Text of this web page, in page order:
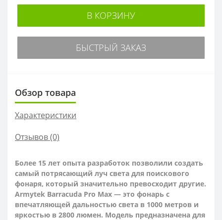
В КОРЗИНУ
БЫСТРЫЙ ЗАКАЗ
Обзор товара
Характеристики
Отзывов (0)
Более 15 лет опыта разработок позволили создать
самый потрясающий луч света для поискового
фонаря, который значительно превосходит другие.
Armytek Barracuda Pro Max — это фонарь с
впечатляющей дальностью света в 1000 метров и
яркостью в 2800 люмен. Модель предназначена для